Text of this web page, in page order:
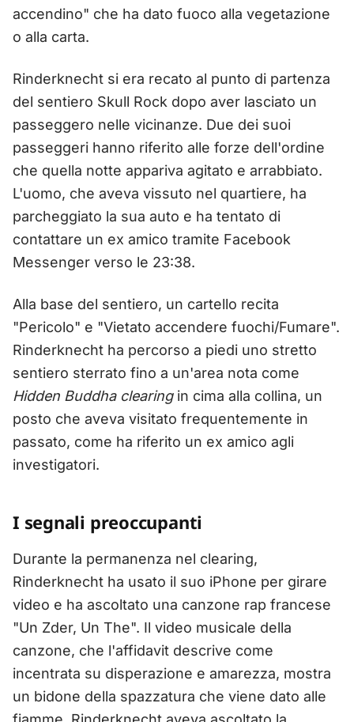
accendino" che ha dato fuoco alla vegetazione
o alla carta.
Rinderknecht si era recato al punto di partenza
del sentiero Skull Rock dopo aver lasciato un
passeggero nelle vicinanze. Due dei suoi
passeggeri hanno riferito alle forze dell'ordine
che quella notte appariva agitato e arrabbiato.
L'uomo, che aveva vissuto nel quartiere, ha
parcheggiato la sua auto e ha tentato di
contattare un ex amico tramite Facebook
Messenger verso le 23:38.
Alla base del sentiero, un cartello recita
"Pericolo" e "Vietato accendere fuochi/Fumare".
Rinderknecht ha percorso a piedi uno stretto
sentiero sterrato fino a un'area nota come
Hidden Buddha clearingin cima alla collina, un
posto che aveva visitato frequentemente in
passato, come ha riferito un ex amico agli
investigatori.
I segnali preoccupanti
Durante la permanenza nel clearing,
Rinderknecht ha usato il suo iPhone per girare
video e ha ascoltato una canzone rap francese
"Un Zder, Un The". Il video musicale della
canzone, che l'affidavit descrive come
incentrata su disperazione e amarezza, mostra
un bidone della spazzatura che viene dato alle